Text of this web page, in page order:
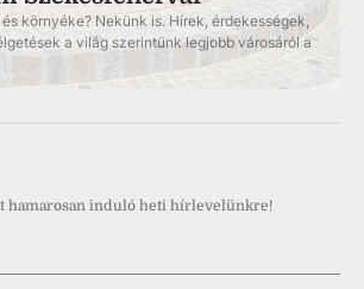
környéke? Nekünk is. Hírek, érdekességek,
a világ szerintünk legjobb városáról a
hamarosan induló heti hírlevelünkre!